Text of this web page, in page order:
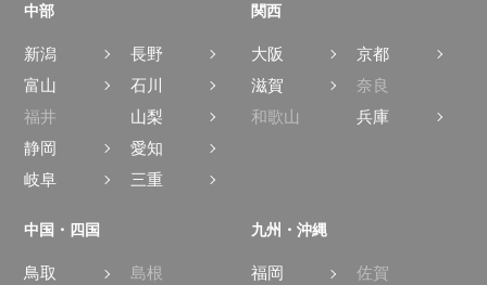
中部
新潟
長野
富山
石川
福井
山梨
静岡
愛知
岐阜
三重
関西
大阪
京都
滋賀
奈良
和歌山
兵庫
中国・四国
鳥取
島根
九州・沖縄
福岡
佐賀